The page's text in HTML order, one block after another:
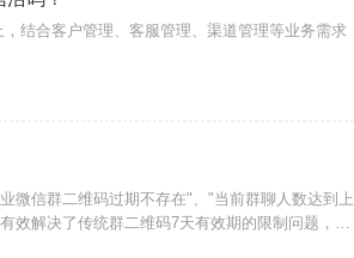
结合客户管理、客服管理、渠道管理等业务需求
微信群二维码过期不存在"、"当前群聊人数达到上
效解决了传统群二维码7天有效期的限制问题，避
，自动创建新群并引导用户加入。